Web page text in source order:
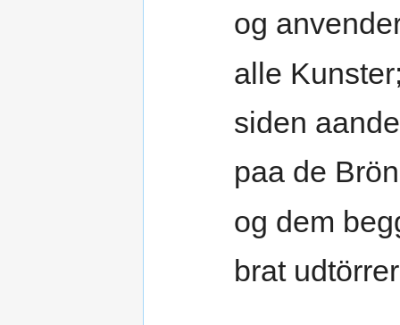
og
alle
siden
paa de
og dem
brat